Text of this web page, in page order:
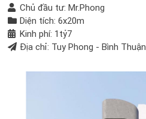
Chủ đầu tư: Mr.Phong
Diện tích: 6x20m
Kinh phí: 1tỷ7
Địa chỉ: Tuy Phong - Bình Thuận